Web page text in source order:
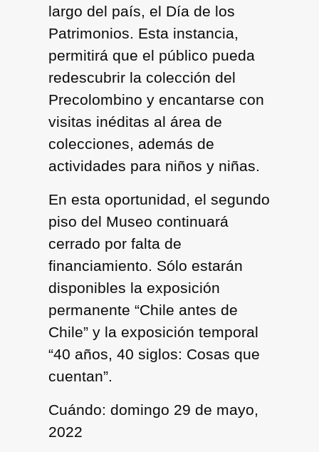
largo del país, el Día de los
Patrimonios. Esta instancia,
permitirá que el público pueda
redescubrir la colección del
Precolombino y encantarse con
visitas inéditas al área de
colecciones, además de
actividades para niños y niñas.
En esta oportunidad, el segundo
piso del Museo continuará
cerrado por falta de
financiamiento. Sólo estarán
disponibles la exposición
permanente “Chile antes de
Chile”y la exposición temporal
“40 años, 40 siglos: Cosas que
cuentan”.
Cuándo: domingo 29 de mayo,
2022